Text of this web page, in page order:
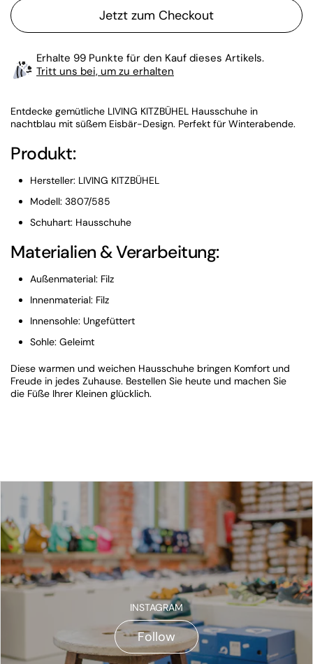
Jetzt zum Checkout
Erhalte 99 Punkte für den Kauf dieses Artikels.
Tritt uns bei, um zu erhalten
Entdecke gemütliche LIVING KITZBÜHEL Hausschuhe in
nachtblau mit süßem Eisbär-Design. Perfekt für Winterabende.
Produkt:
Hersteller: LIVING KITZBÜHEL
Modell: 3807/585
Schuhart: Hausschuhe
Materialien & Verarbeitung:
Außenmaterial: Filz
Innenmaterial: Filz
Innensohle: Ungefüttert
Sohle: Geleimt
Diese warmen und weichen Hausschuhe bringen Komfort und
Freude in jedes Zuhause. Bestellen Sie heute und machen Sie
die Füße Ihrer Kleinen glücklich.
INSTAGRAM
Follow